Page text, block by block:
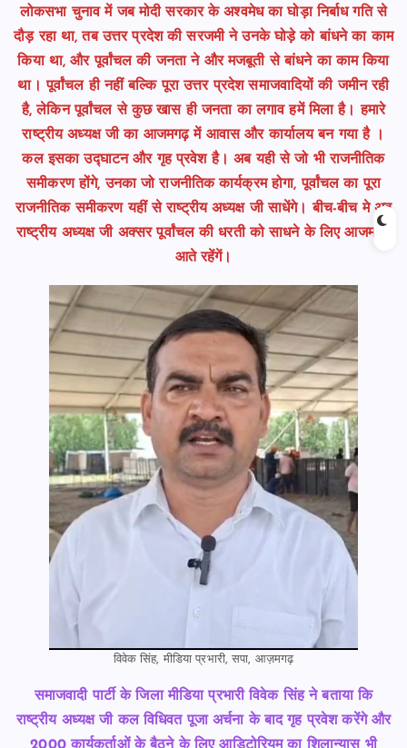
लोकसभा चुनाव में जब मोदी सरकार के अश्वमेध का घोड़ा निर्बाध गति से
दौड़ रहा था, तब उत्तर प्रदेश की सरजमी ने उनके घोड़े को बांधने का काम
किया था, और पूर्वांचल की जनता ने और मजबूती से बांधने का काम किया
था। पूर्वांचल ही नहीं बल्कि पूरा उत्तर प्रदेश समाजवादियों की जमीन रही
है, लेकिन पूर्वांचल से कुछ खास ही जनता का लगाव हमें मिला है। हमारे
राष्ट्रीय अध्यक्ष जी का आजमगढ़ में आवास और कार्यालय बन गया है ।
कल इसका उद्घाटन और गृह प्रवेश है। अब यही से जो भी राजनीतिक
समीकरण होंगे, उनका जो राजनीतिक कार्यक्रम होगा, पूर्वांचल का पूरा
राजनीतिक समीकरण यहीं से राष्ट्रीय अध्यक्ष जी साधेंगे। बीच-बीच मे अब
राष्ट्रीय अध्यक्ष जी अक्सर पूर्वांचल की धरती को साधने के लिए आजमगढ़
आते रहेंगें।
विवेक सिंह, मीडिया प्रभारी, सपा, आज़मगढ़
समाजवादी पार्टी के जिला मीडिया प्रभारी विवेक सिंह ने बताया कि
राष्ट्रीय अध्यक्ष जी कल विधिवत पूजा अर्चना के बाद गृह प्रवेश करेंगे और